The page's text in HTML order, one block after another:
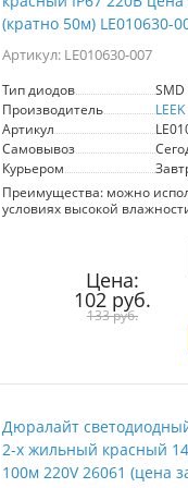
Оптимальный выбор для
стильного освещения.
(кратно 50м) LE010630-
Артикул: LE010630-007
Тип диодов
Производитель
LEEK
Артикул
Самовывоз
Курьером
Преимущества: можно
условиях высокой
через сетевой шнур LEEK
отдельно) не
при длительном
резать на сегменты по 1 м в
указанных
выдерживает перепады
внутреннего и наружного
зданий.
Конструкция: " Лента
50 м на катушке. Гибкая
печатная плата.
Цена:
102 руб.
133 руб.
Дюралайт
2-х жильный красный
100м 220V 26061 (цена